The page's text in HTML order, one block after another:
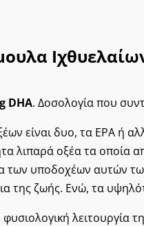
DHA. Δοσολογία που
είναι δυο, τα EPA ή
λιπαρά οξέα τα
υποδοχέων αυτών
της ζωής. Ενώ, τα
λειτουργία